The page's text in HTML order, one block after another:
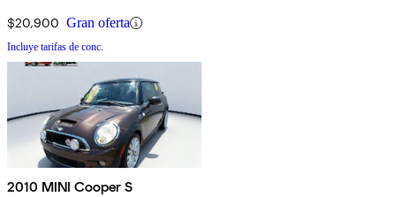
$20,900 Gran oferta
Incluye tarifas de conc.
2010 MINI Cooper S